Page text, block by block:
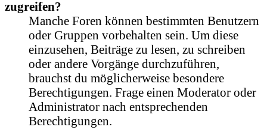
zugreifen?
Manche Foren können bestimmten Benutzern
oder Gruppen vorbehalten sein. Um diese
einzusehen, Beiträge zu lesen, zu schreiben
oder andere Vorgänge durchzuführen,
brauchst du möglicherweise besondere
Berechtigungen. Frage einen Moderator oder
Administrator nach entsprechenden
Berechtigungen.